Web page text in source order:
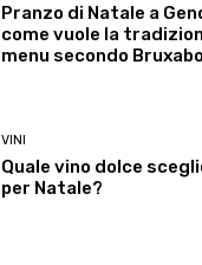
Pranzo di Natale a
come vuole la
menu secondo
VINI
Quale vino dolce
per Natale?